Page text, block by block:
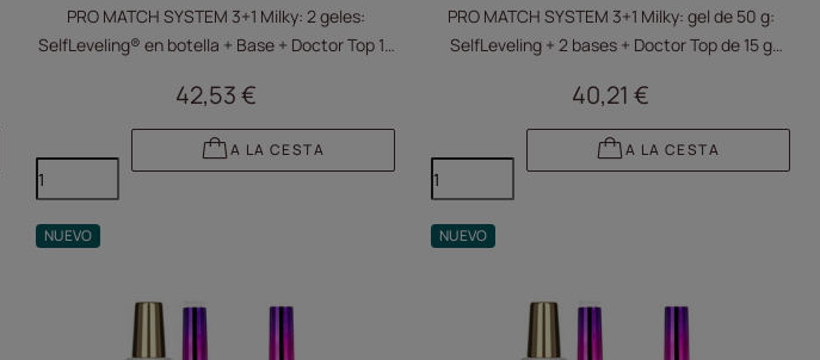
PRO MATCH SYSTEM 3+1 Milky: 2 geles:
SelfLeveling® en botella + Base + Doctor Top 15
42,53 €
A LA CESTA
PRO MATCH SYSTEM 3+1 Milky: gel de 50 g:
SelfLeveling + 2 bases + Doctor Top de 15 g
40,21 €
A LA CESTA
NUEVO NUEVO